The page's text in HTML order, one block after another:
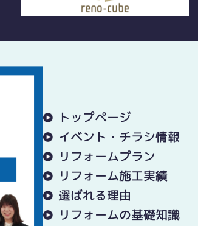
トップページ
イベント・チラシ情報
リフォームプラン
リフォーム施工実績
選ばれる理由
リフォームの基礎知識